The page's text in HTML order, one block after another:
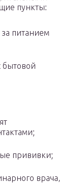
пункты:
за питанием
бытовой
прививки;
врача,